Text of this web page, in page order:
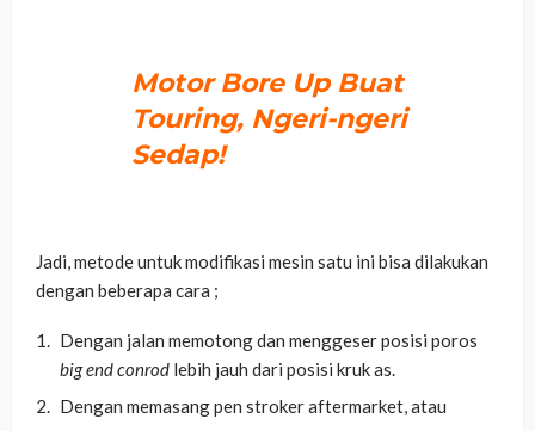
Motor Bore Up Buat
Touring, Ngeri-ngeri
Sedap!
Jadi, metode untuk modifikasi mesin satu ini bisa dilakukan
dengan beberapa cara ;
Dengan jalan memotong dan menggeser posisi poros
big end conrod lebih jauh dari posisi kruk as.
Dengan memasang pen stroker aftermarket, atau